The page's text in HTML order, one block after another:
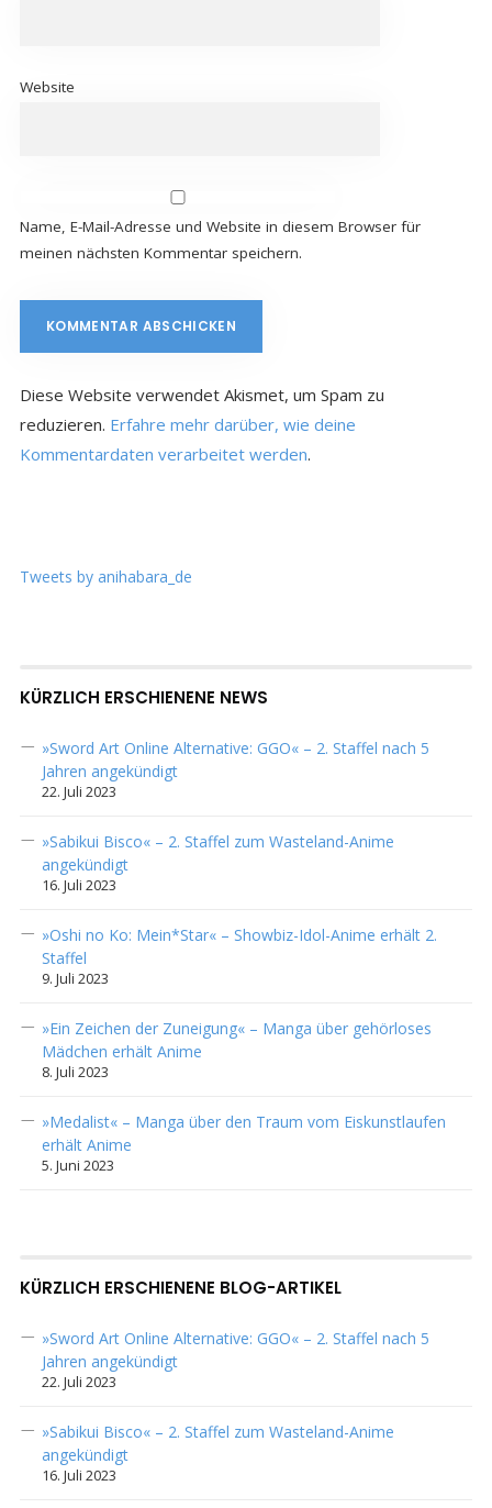
Website
Name, E-Mail-Adresse und Website in diesem Browser für
meinen nächsten Kommentar speichern.
Diese Website verwendet Akismet, um Spam zu
reduzieren. Erfahre mehr darüber, wie deine
Kommentardaten verarbeitet werden.
Tweets by anihabara_de
KÜRZLICH ERSCHIENENE NEWS
»Sword Art Online Alternative: GGO« – 2. Staffel nach 5
Jahren angekündigt
22. Juli 2023
»Sabikui Bisco« – 2. Staffel zum Wasteland-Anime
angekündigt
16. Juli 2023
»Oshi no Ko: Mein*Star« – Showbiz-Idol-Anime erhält 2.
Staffel
9. Juli 2023
»Ein Zeichen der Zuneigung« – Manga über gehörloses
Mädchen erhält Anime
8. Juli 2023
»Medalist« – Manga über den Traum vom Eiskunstlaufen
erhält Anime
5. Juni 2023
KÜRZLICH ERSCHIENENE BLOG-ARTIKEL
»Sword Art Online Alternative: GGO« – 2. Staffel nach 5
Jahren angekündigt
22. Juli 2023
»Sabikui Bisco« – 2. Staffel zum Wasteland-Anime
angekündigt
16. Juli 2023